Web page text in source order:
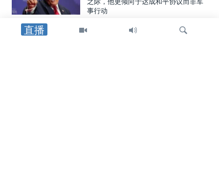
直播
之际，他更倾向于达成和平协议而非军
事行动